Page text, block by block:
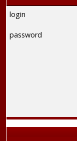
login
password